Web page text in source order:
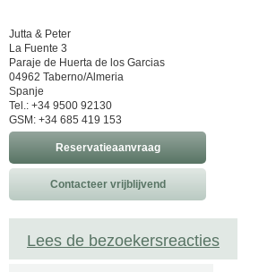
Jutta & Peter
La Fuente 3
Paraje de Huerta de los Garcias
04962 Taberno/Almeria
Spanje
Tel.: +34 9500 92130
GSM: +34 685 419 153
Reservatieaanvraag
Contacteer vrijblijvend
Lees de bezoekersreacties